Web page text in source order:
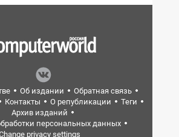
Об издании
Обратная связь
Контакты О републикации
Теги
Архив изданий
персональных данных
privacy settings